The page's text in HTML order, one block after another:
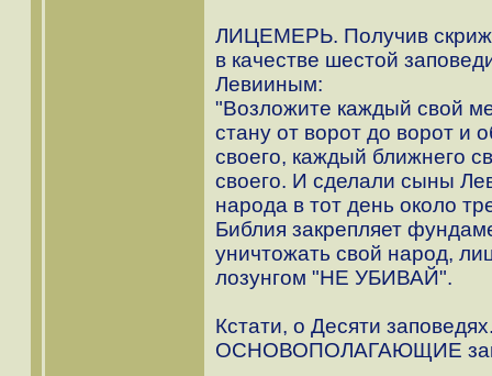
ЛИЦЕМЕРЬ. Получив
в качестве шестой
Левииным:
"Возложите каждый свой
стану от ворот до ворот и
своего, каждый ближнего
своего. И сделали сыны
народа в тот день около
Библия закрепляет
уничтожать свой народ,
лозунгом "НЕ УБИВАЙ".
Кстати, о Десяти
ОСНОВОПОЛАГАЮЩИЕ